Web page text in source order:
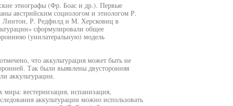
этнографы (Фр. Боас и др.). Первые
австрийским социологом и этнологом Р.
Линтон, Р. Редфилд и М. Херсковиц в
сформулировали общее
(унилатеральную) модель
что аккультурация может быть не
Так были выявлены двусторонняя
аккультурации.
вестернизация, испанизация,
аккультурации можно использовать